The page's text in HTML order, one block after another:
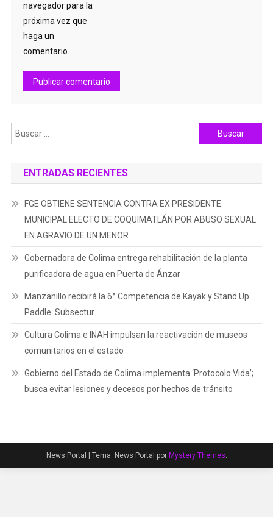
navegador para la
próxima vez que
haga un
comentario.
Buscar:
ENTRADAS RECIENTES
FGE OBTIENE SENTENCIA CONTRA EX PRESIDENTE
MUNICIPAL ELECTO DE COQUIMATLÁN POR ABUSO SEXUAL
EN AGRAVIO DE UN MENOR
Gobernadora de Colima entrega rehabilitación de la planta
purificadora de agua en Puerta de Ánzar
Manzanillo recibirá la 6ª Competencia de Kayak y Stand Up
Paddle: Subsectur
Cultura Colima e INAH impulsan la reactivación de museos
comunitarios en el estado
Gobierno del Estado de Colima implementa ‘Protocolo Vida’;
busca evitar lesiones y decesos por hechos de tránsito
News Portal Tema: News Portal por Mystery Themes.